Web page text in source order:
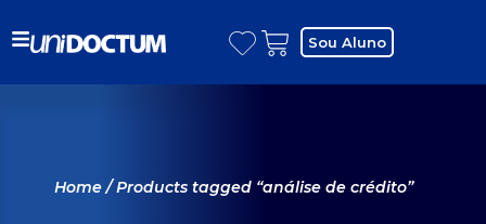
Sou Aluno
Home/ Products tagged “análise de crédito”